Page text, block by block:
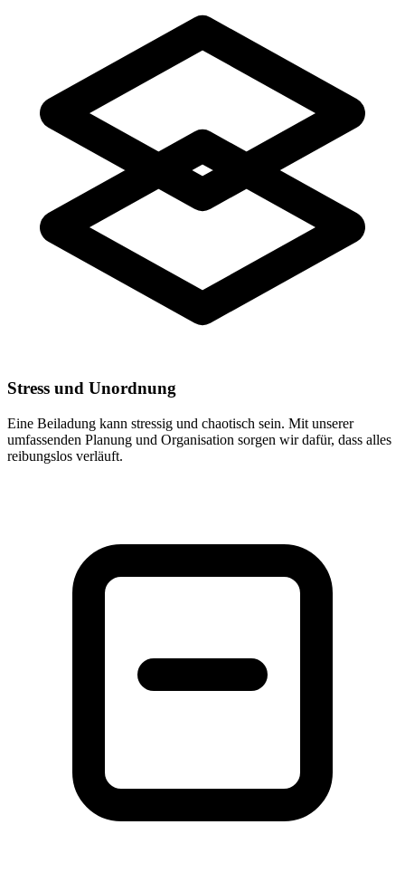
Stress und Unordnung
Eine Beiladung kann stressig und chaotisch sein. Mit unserer
umfassenden Planung und Organisation sorgen wir dafür, dass alles
reibungslos verläuft.